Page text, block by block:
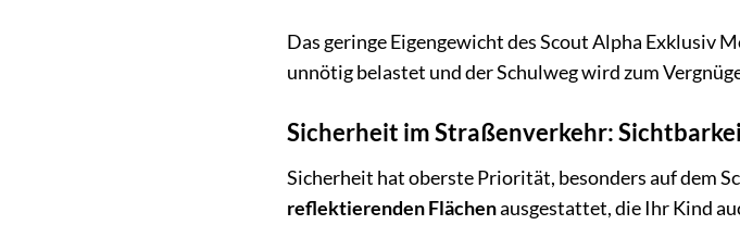
Das geringe Eigengewicht des Scout Alpha Exklusiv
unnötig belastet und der Schulweg wird zum
Sicherheit im Straßenverkehr:
Sicherheit hat oberste Priorität, besonders auf dem
reflektierenden Flächenausgestattet, die Ihr Kind